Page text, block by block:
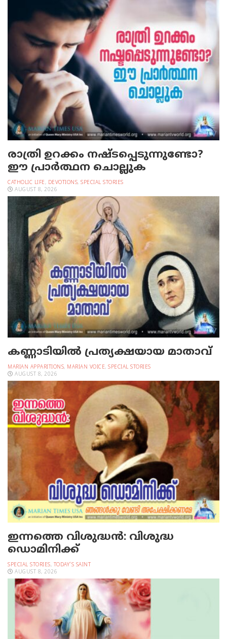
രാത്രി ഉറക്കം നഷ്ടപ്പെടുന്നുണ്ടോ?
ഈ പ്രാര്‍ത്ഥന ചൊല്ലുക
CATHOLIC LIFE, DEVOTIONS, SPECIAL STORIES
AUGUST 8, 2026
കണ്ണാടിയില്‍ പ്രത്യക്ഷയായ മാതാവ്
MARIAN APPARITIONS, MARIAN VOICE, SPECIAL STORIES
AUGUST 8, 2026
ഇന്നത്തെ വിശുദ്ധന്‍: വിശുദ്ധ
ഡൊമിനിക്ക്
SPECIAL STORIES, TODAY'S SAINT
AUGUST 8, 2026